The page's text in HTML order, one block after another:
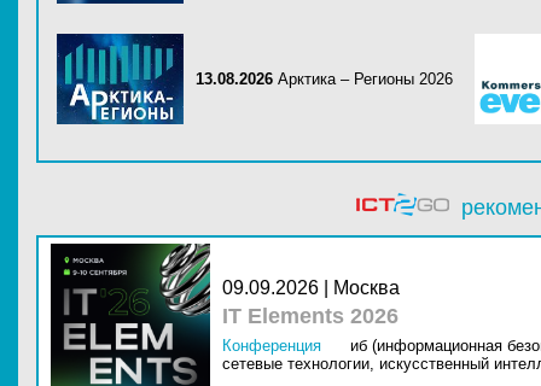
13.08.2026 Арктика – Регионы 2026
09.09.2026 | Москва
IT Elements 2026
Конференция
иб (информационная
сетевые технологии, искусственный